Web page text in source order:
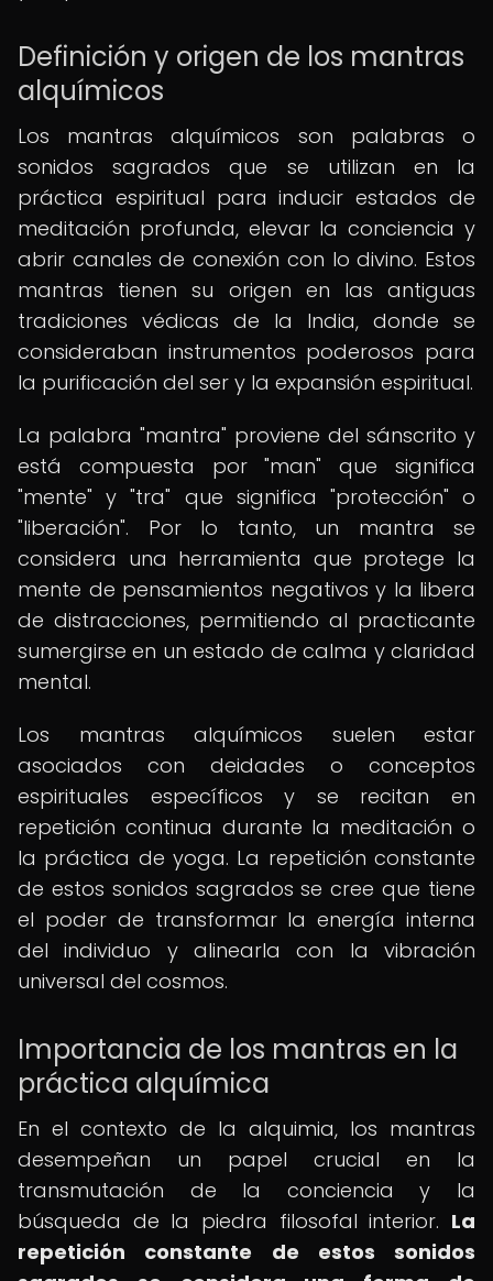
Definición y origen de los mantras
alquímicos
Los mantras alquímicos son palabras o
sonidos sagrados que se utilizan en la
práctica espiritual para inducir estados de
meditación profunda, elevar la conciencia y
abrir canales de conexión con lo divino. Estos
mantras tienen su origen en las antiguas
tradiciones védicas de la India, donde se
consideraban instrumentos poderosos para
la purificación del ser y la expansión espiritual.
La palabra "mantra" proviene del sánscrito y
está compuesta por "man" que significa
"mente" y "tra" que significa "protección" o
"liberación". Por lo tanto, un mantra se
considera una herramienta que protege la
mente de pensamientos negativos y la libera
de distracciones, permitiendo al practicante
sumergirse en un estado de calma y claridad
mental.
Los mantras alquímicos suelen estar
asociados con deidades o conceptos
espirituales específicos y se recitan en
repetición continua durante la meditación o
la práctica de yoga. La repetición constante
de estos sonidos sagrados se cree que tiene
el poder de transformar la energía interna
del individuo y alinearla con la vibración
universal del cosmos.
Importancia de los mantras en la
práctica alquímica
En el contexto de la alquimia, los mantras
desempeñan un papel crucial en la
transmutación de la conciencia y la
búsqueda de la piedra filosofal interior. La
repetición constante de estos sonidos